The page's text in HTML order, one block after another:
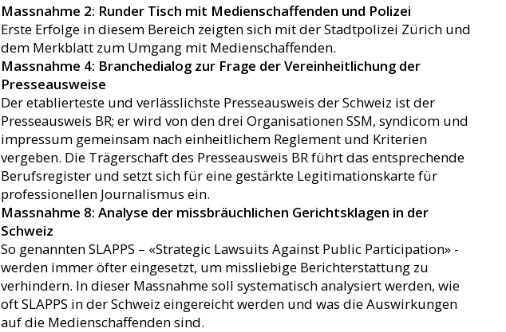
Massnahme 2: Runder Tisch mit Medienschaffenden und Polizei
Erste Erfolge in diesem Bereich zeigten sich mit der Stadtpolizei Zürich und
dem Merkblatt zum Umgang mit Medienschaffenden.
Massnahme 4: Branchedialog zur Frage der Vereinheitlichung der
Presseausweise
Der etablierteste und verlässlichste Presseausweis der Schweiz ist der
Presseausweis BR; er wird von den drei Organisationen SSM, syndicom und
impressum gemeinsam nach einheitlichem Reglement und Kriterien
vergeben. Die Trägerschaft des Presseausweis BR führt das entsprechende
Berufsregister und setzt sich für eine gestärkte Legitimationskarte für
professionellen Journalismus ein.
Massnahme 8: Analyse der missbräuchlichen Gerichtsklagen in der
Schweiz
So genannten SLAPPS – «Strategic Lawsuits Against Public Participation» -
werden immer öfter eingesetzt, um missliebige Berichterstattung zu
verhindern. In dieser Massnahme soll systematisch analysiert werden, wie
oft SLAPPS in der Schweiz eingereicht werden und was die Auswirkungen
auf die Medienschaffenden sind.